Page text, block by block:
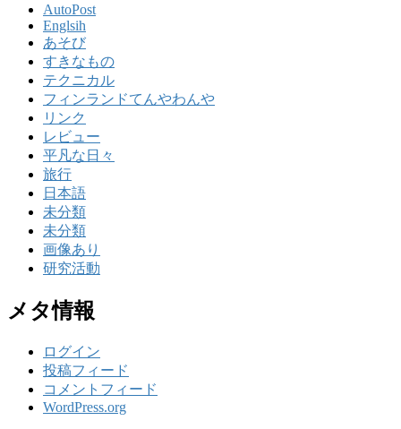
AutoPost
Englsih
あそび
すきなもの
テクニカル
フィンランドてんやわんや
リンク
レビュー
平凡な日々
旅行
日本語
未分類
未分類
画像あり
研究活動
メタ情報
ログイン
投稿フィード
コメントフィード
WordPress.org